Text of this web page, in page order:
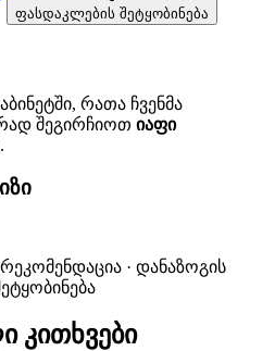
ფასდაკლების შეტყობინება
რათა ჩვენმა
შეგირჩიოთ იაფი
· დანაზოგის
კითხვები